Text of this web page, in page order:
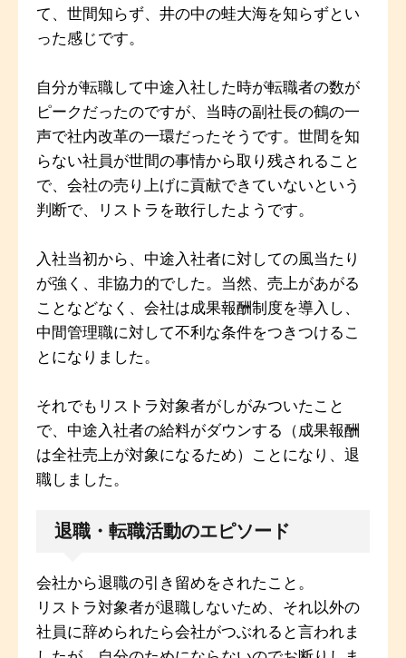
て、世間知らず、井の中の蛙大海を知らずとい
った感じです。
自分が転職して中途入社した時が転職者の数が
ピークだったのですが、当時の副社長の鶴の一
声で社内改革の一環だったそうです。世間を知
らない社員が世間の事情から取り残されること
で、会社の売り上げに貢献できていないという
判断で、リストラを敢行したようです。
入社当初から、中途入社者に対しての風当たり
が強く、非協力的でした。当然、売上があがる
ことなどなく、会社は成果報酬制度を導入し、
中間管理職に対して不利な条件をつきつけるこ
とになりました。
それでもリストラ対象者がしがみついたこと
で、中途入社者の給料がダウンする（成果報酬
は全社売上が対象になるため）ことになり、退
職しました。
退職・転職活動のエピソード
会社から退職の引き留めをされたこと。
リストラ対象者が退職しないため、それ以外の
社員に辞められたら会社がつぶれると言われま